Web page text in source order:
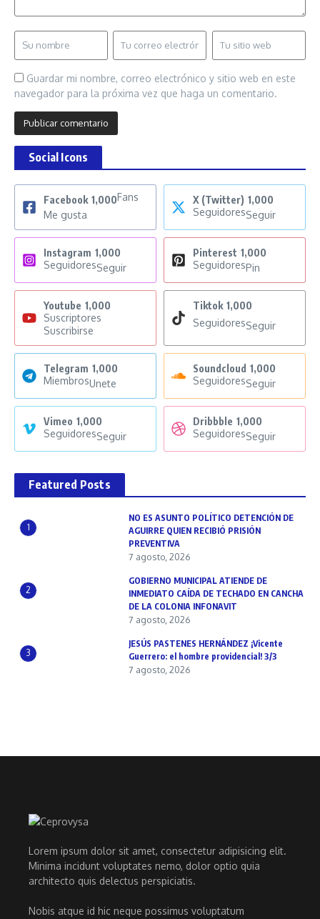
Guardar mi nombre, correo electrónico y sitio web en este
navegador para la próxima vez que haga un comentario.
Social Icons
Facebook 1,000Fans
Me gusta
X (Twitter) 1,000
SeguidoresSeguir
Instagram 1,000
SeguidoresSeguir
Pinterest 1,000
SeguidoresPin
Youtube 1,000
Suscriptores
Suscribirse
Tiktok 1,000
SeguidoresSeguir
Telegram 1,000
MiembrosUnete
Soundcloud 1,000
SeguidoresSeguir
Vimeo 1,000
SeguidoresSeguir
Dribbble 1,000
SeguidoresSeguir
Featured Posts
1
NO ES ASUNTO POLÍTICO DETENCIÓN DE
AGUIRRE QUIEN RECIBIÓ PRISIÓN
PREVENTIVA
7 agosto, 2026
2
GOBIERNO MUNICIPAL ATIENDE DE
INMEDIATO CAÍDA DE TECHADO EN CANCHA
DE LA COLONIA INFONAVIT
7 agosto, 2026
3
JESÚS PASTENES HERNÁNDEZ ¡Vicente
Guerrero: el hombre providencial! 3/3
7 agosto, 2026
Lorem ipsum dolor sit amet, consectetur adipisicing elit.
Minima incidunt voluptates nemo, dolor optio quia
architecto quis delectus perspiciatis.
Nobis atque id hic neque possimus voluptatum